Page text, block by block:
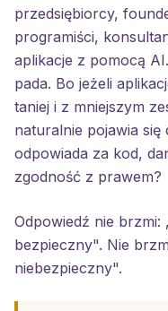
przedsiębiorcy,
programiści,
aplikacje z pomocą
pada. Bo jeżeli
taniej i z mniejszym
naturalnie pojawia
odpowiada za kod,
zgodność z prawem?
Odpowiedź nie brzmi:
bezpieczny". Nie
niebezpieczny".